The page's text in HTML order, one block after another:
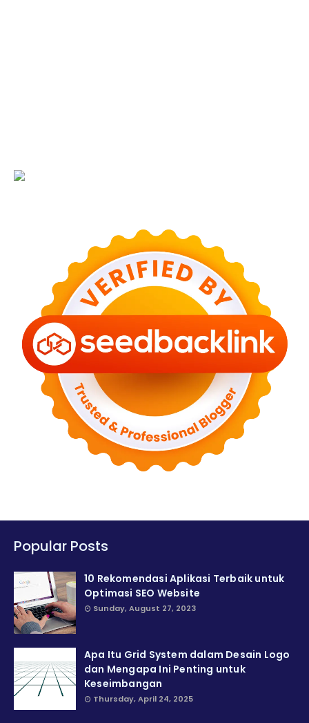
Popular Posts
10 Rekomendasi Aplikasi Terbaik untuk
Optimasi SEO Website
Sunday, August 27, 2023
Apa Itu Grid System dalam Desain Logo
dan Mengapa Ini Penting untuk
Keseimbangan
Thursday, April 24, 2025